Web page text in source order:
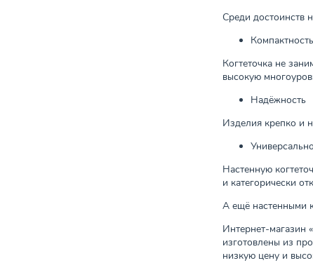
Среди достоинств
Компактность
Когтеточка не
высокую
Надёжность
Изделия крепко и
Настенную
и категорически
А ещё настенными
Интернет-магазин
изготовлены из
низкую цену и